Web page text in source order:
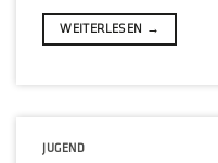
WEITERLESEN →
JUGEND